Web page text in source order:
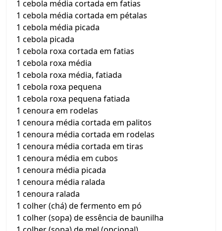
1 cebola média cortada em fatias
1 cebola média cortada em pétalas
1 cebola média picada
1 cebola picada
1 cebola roxa cortada em fatias
1 cebola roxa média
1 cebola roxa média, fatiada
1 cebola roxa pequena
1 cebola roxa pequena fatiada
1 cenoura em rodelas
1 cenoura média cortada em palitos
1 cenoura média cortada em rodelas
1 cenoura média cortada em tiras
1 cenoura média em cubos
1 cenoura média picada
1 cenoura média ralada
1 cenoura ralada
1 colher (chá) de fermento em pó
1 colher (sopa) de essência de baunilha